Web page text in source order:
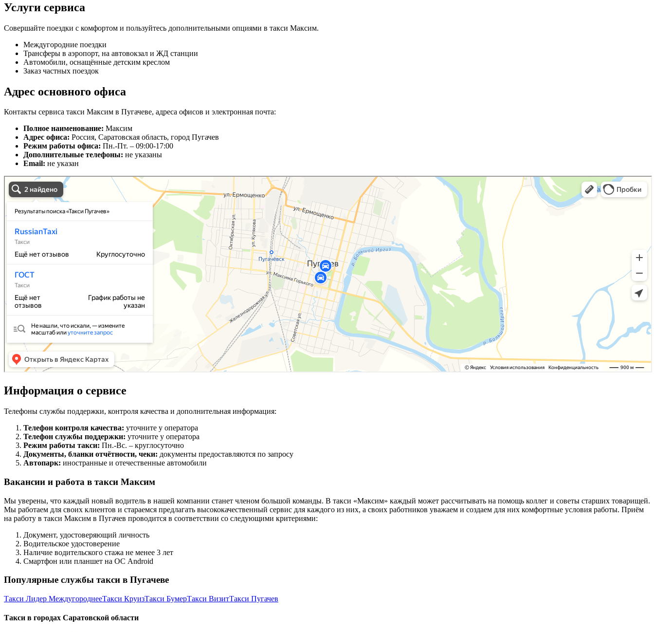
Услуги сервиса
Совершайте поездки с комфортом и пользуйтесь дополнительными опциями в такси Максим.
Междугородние поездки
Трансферы в аэропорт, на автовокзал и ЖД станции
Автомобили, оснащённые детским креслом
Заказ частных поездок
Адрес основного офиса
Контакты сервиса такси Максим в Пугачеве, адреса офисов и электронная почта:
Полное наименование: Максим
Адрес офиса: Россия, Саратовская область, город Пугачев
Режим работы офиса: Пн.-Пт. – 09:00-17:00
Дополнительные телефоны: не указаны
Email: не указан
Информация о сервисе
Телефоны службы поддержки, контроля качества и дополнительная информация:
Телефон контроля качества: уточните у оператора
Телефон службы поддержки: уточните у оператора
Режим работы такси: Пн.-Вс. – круглосуточно
Документы, бланки отчётности, чеки: документы предоставляются по запросу
Автопарк: иностранные и отечественные автомобили
Вакансии и работа в такси Максим
Мы уверены, что каждый новый водитель в нашей компании станет членом большой команды. В такси «Максим» каждый может рассчитывать на помощь коллег и советы старших товарищей.
Мы работаем для своих клиентов и стараемся предлагать высококачественный сервис для каждого из них, а своих работников уважаем и создаем для них комфортные условия работы. Приём
на работу в такси Максим в Пугачев проводится в соответствии со следующими критериями:
Документ, удостоверяющий личность
Водительское удостоверение
Наличие водительского стажа не менее 3 лет
Смартфон или планшет на ОС Android
Популярные службы такси в Пугачеве
Такси Лидер МеждугороднееТакси КруизТакси БумерТакси ВизитТакси Пугачев
Такси в городах Саратовской области